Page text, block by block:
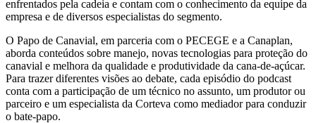
enfrentados pela cadeia e contam com o conhecimento da equipe da
empresa e de diversos especialistas do segmento.
O Papo de Canavial, em parceria com o PECEGE e a Canaplan,
aborda conteúdos sobre manejo, novas tecnologias para proteção do
canavial e melhora da qualidade e produtividade da cana-de-açúcar.
Para trazer diferentes visões ao debate, cada episódio do podcast
conta com a participação de um técnico no assunto, um produtor ou
parceiro e um especialista da Corteva como mediador para conduzir
o bate-papo.